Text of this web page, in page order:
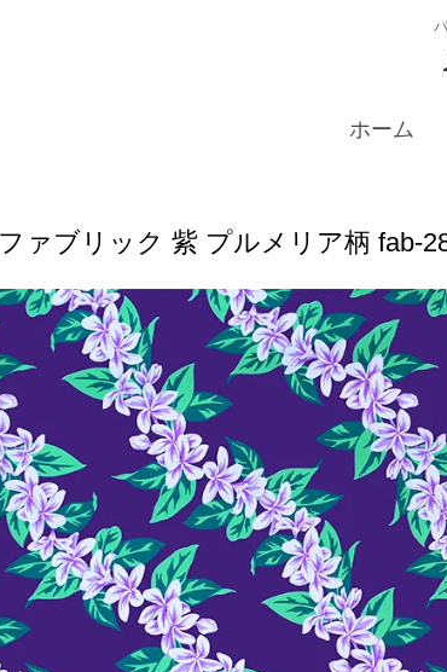
ホーム
ァブリック 紫 プルメリア柄 fab-